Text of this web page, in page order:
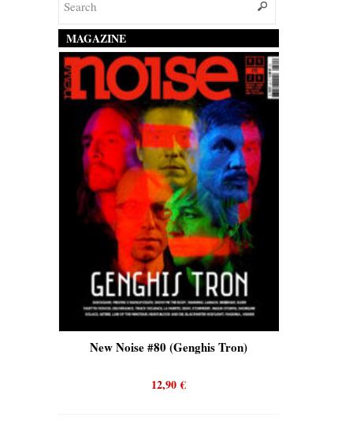
MAGAZINE
New Noise #80 (Genghis Tron)
12,90€